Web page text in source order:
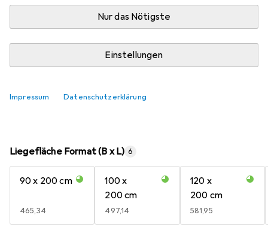
Nur das Nötigste
Einstellungen
Impressum Datenschutzerklärung
Lieferort angeben für genaue Lieferzeit
In den Warenkorb
Liegefläche Format (B x L) 6
90 x 200 cm
EUR
465,34
100 x
200 cm
EUR
497,14
120 x
200 cm
EUR
581,95